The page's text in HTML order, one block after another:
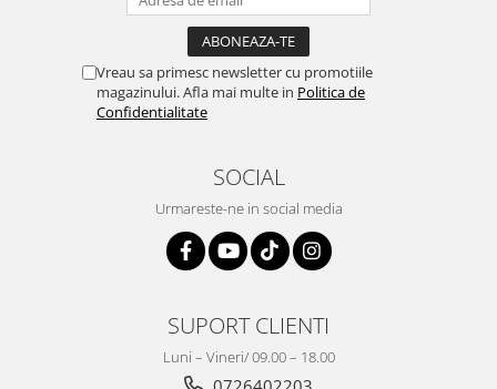
Vreau sa primesc newsletter cu promotiile
magazinului. Afla mai multe in Politica de
Confidentialitate
SOCIAL
Urmareste-ne in social media
SUPORT CLIENTI
Luni – Vineri/ 09.00 – 18.00